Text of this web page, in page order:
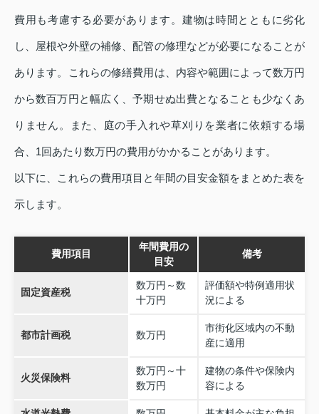
費用も考慮する必要があります。建物は時間とともに劣化
し、屋根や外壁の補修、配管の修理などが必要になることが
あります。これらの修繕費用は、内容や範囲によって数万円
から数百万円と幅広く、予期せぬ出費となることも少なくあ
りません。また、庭の手入れや草刈りを業者に依頼する場
合、1回あたり数万円の費用がかかることがあります。
以下に、これらの費用項目と年間の目安金額をまとめた表を
示します。
費用項目
年間費用の
目安
備考
固定資産税
数万円～数
十万円
評価額や特例適用状
況による
都市計画税 数万円
市街化区域内の不動
産に適用
火災保険料
数万円～十
数万円
建物の条件や保険内
容による